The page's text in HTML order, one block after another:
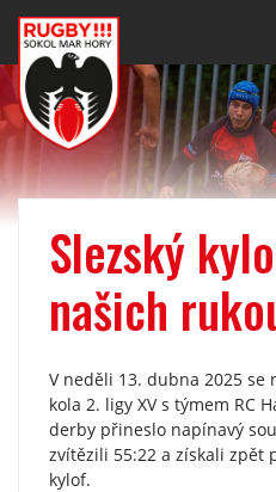
Slezský
našich
V neděli 13. dubna 2025
kola 2. ligy XV s týmem RC
derby přineslo napínavý
zvítězili 55:22 a získali zpět
kylof.​